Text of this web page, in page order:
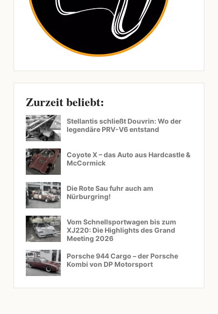
Zurzeit beliebt:
Stellantis schließt Douvrin: Wo der
legendäre PRV-V6 entstand
Coyote X – das Auto aus Hardcastle &
McCormick
Die Rote Sau fuhr auch am
Nürburgring!
Vom Schnellsportwagen bis zum
XJ220: Die Highlights des Grand
Meeting 2026
Porsche 944 Cargo – der Porsche
Kombi von DP Motorsport